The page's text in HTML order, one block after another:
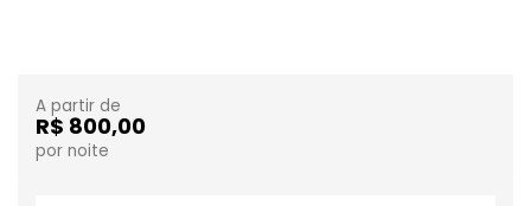
A partir de
R$ 800,00
por noite